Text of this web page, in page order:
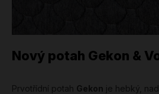
Nový potah Gekon &
Prvotřídní potah Gekon je hebký,